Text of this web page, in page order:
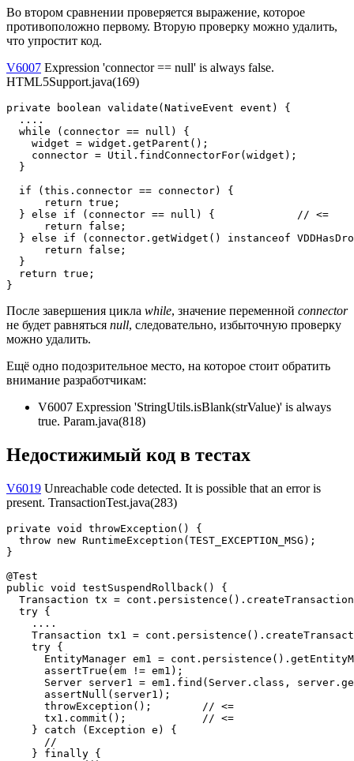
Во втором сравнении проверяется выражение, которое
противоположно первому. Вторую проверку можно удалить,
что упростит код.
V6007 Expression 'connector == null' is always false.
HTML5Support.java(169)
private boolean validate(NativeEvent event) {
  ....
  while (connector == null) {
    widget = widget.getParent();
    connector = Util.findConnectorFor(widget);
  }
  if (this.connector == connector) {
      return true;
  } else if (connector == null) {             // <=
      return false;
} else if (connector.getWidget() instanceof
      return false;
  }
  return true;
}
После завершения цикла while, значение переменной connector
не будет равняться null, следовательно, избыточную проверку
можно удалить.
Ещё одно подозрительное место, на которое стоит обратить
внимание разработчикам:
V6007 Expression 'StringUtils.isBlank(strValue)' is always
true. Param.java(818)
Недостижимый код в тестах
V6019 Unreachable code detected. It is possible that an error is
present. TransactionTest.java(283)
private void throwException() {
  throw new RuntimeException(TEST_EXCEPTION_MSG);
}
@Test
public void testSuspendRollback() {
Transaction tx =
  try {
    ....
Transaction tx1 =
    try {
EntityManager em1 =
      assertTrue(em != em1);
Server server1 = em1.find(Server.class,
      assertNull(server1);
      throwException();        // <=
      tx1.commit();            // <=
    } catch (Exception e) {
      //
    } finally {